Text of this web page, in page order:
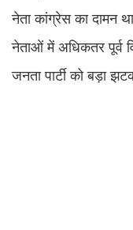
नेता कांग्रेस का दामन
नेताओं में अधिकतर पूर्व
जनता पार्टी को बड़ा